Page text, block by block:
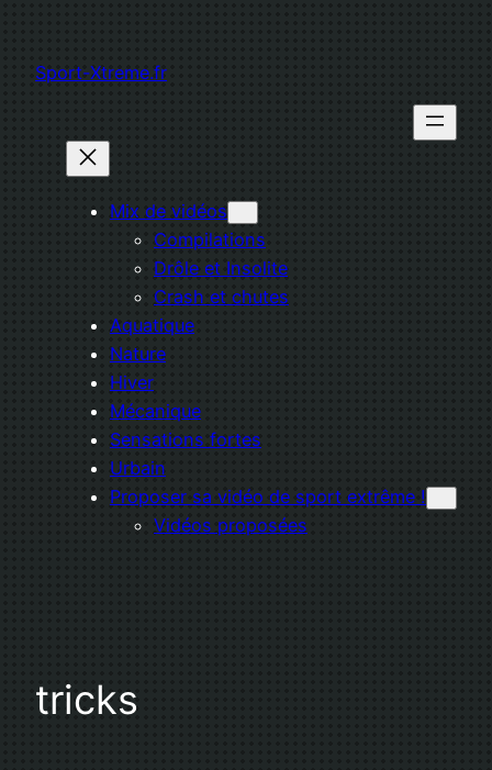
contenu
Sport-Xtreme.fr
Mix de vidéos
Compilations
Drôle et Insolite
Crash et chutes
Aquatique
Nature
Hiver
Mécanique
Sensations fortes
Urbain
Proposer sa vidéo de sport extrême !
Vidéos proposées
tricks